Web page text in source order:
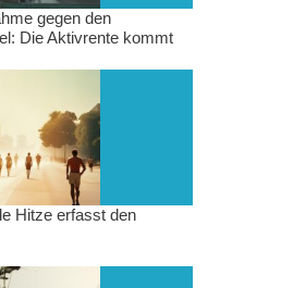
gegen den
Die Aktivrente kommt
Hitze erfasst den